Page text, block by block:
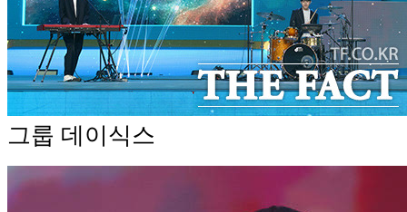
그룹 데이식스